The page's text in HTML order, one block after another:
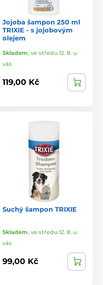
Jojoba šampon 250 ml
TRIXIE - s jojobovým
olejem
Skladem, ve středu 12. 8. u
vás
119,00 Kč
Suchý šampon TRIXIE
Skladem, ve středu 12. 8. u
vás
99,00 Kč